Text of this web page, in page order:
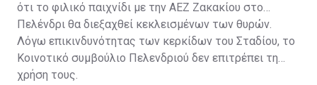
ότι το φιλικό παιχνίδι με την ΑΕΖ Ζακακίου στο
Πελένδρι θα διεξαχθεί κεκλεισμένων των θυρών.
Λόγω επικινδυνότητας των κερκίδων του Σταδίου, το
Κοινοτικό συμβούλιο Πελενδριού δεν επιτρέπει τη
χρήση τους.